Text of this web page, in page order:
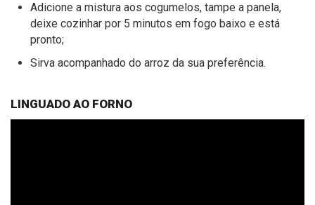
Adicione a mistura aos cogumelos, tampe a panela,
deixe cozinhar por 5 minutos em fogo baixo e está
pronto;
Sirva acompanhado do arroz da sua preferência.
LINGUADO AO FORNO